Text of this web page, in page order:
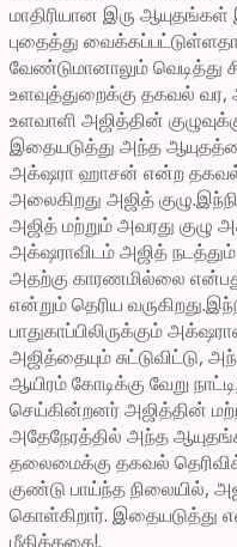
மாதிரியான இரு ஆயுதங்கள்
புதைத்து
வேண்டுமானாலும் வெடித்து
உளவுத்துறைக்கு தகவல்
உளவாளி அஜித்தின்
இதையடுத்து அந்த
அக்‌ஷரா ஹாசன் என்ற தகவல்
அலைகிறது அஜித்
அஜித் மற்றும் அவரது குழு
அக்‌ஷராவிடம் அஜித்
அதற்கு காரணமில்லை
என்றும் தெரிய
பாதுகாப்பிலிருக்கும்
அஜித்தையும் சுட்டுவிட்டு,
ஆயிரம் கோடிக்கு வேறு
செய்கின்றனர் அஜித்தின்
அதேநேரத்தில் அந்த
தலைமைக்கு தகவல்
குண்டு பாய்ந்த நிலையில்,
கொள்கிறார். இதையடுத்து
மீதிக்கதை!.